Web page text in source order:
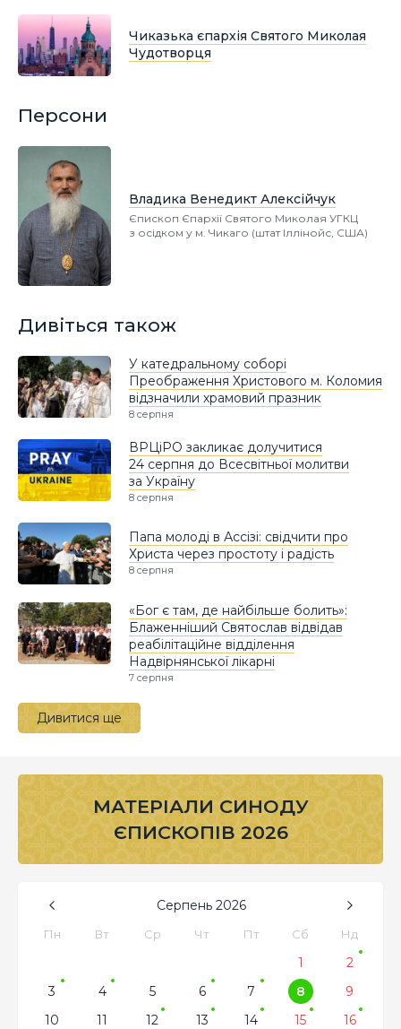
Чиказька єпархія Святого Миколая
Чудотворця
Персони
Владика Венедикт Алексійчук
Єпископ Єпархії Святого Миколая УГКЦ
з осідком у м. Чикаго (штат Іллінойс, США)
Дивіться також
У катедральному соборі
Преображення Христового м. Коломия
відзначили храмовий празник
8 серпня
ВРЦіРО закликає долучитися
24 серпня до Всесвітньої молитви
за Україну
8 серпня
Папа молоді в Ассізі: свідчити про
Христа через простоту і радість
8 серпня
«Бог є там, де найбільше болить»:
Блаженніший Святослав відвідав
реабілітаційне відділення
Надвірнянської лікарні
7 серпня
Дивитися ще
МАТЕРІАЛИ СИНОДУ
ЄПИСКОПІВ 2026
Серпень 2026
Пн Вт Ср Чт Пт Сб Нд
1
2
3
4 5 6 7 8
9
10
11 12 13 14 15
16